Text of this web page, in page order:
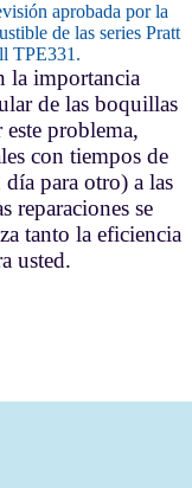
aprobada por la
de las series Pratt
TPE331.
la importancia
de las boquillas
problema,
con tiempos de
para otro) a las
reparaciones se
tanto la eficiencia
usted.